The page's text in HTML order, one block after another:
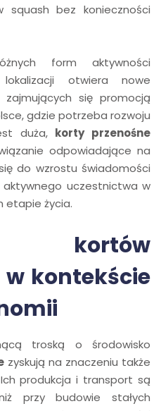
bez konieczności
form aktywności
otwiera nowe
się promocją
gdzie potrzeba rozwoju
duża, korty przenośne
odpowiadające na
do wzrostu świadomości
uczestnictwa w
etapie życia.
kontekście
troską o środowisko
zyskują na znaczeniu także
produkcja i transport są
przy budowie stałych